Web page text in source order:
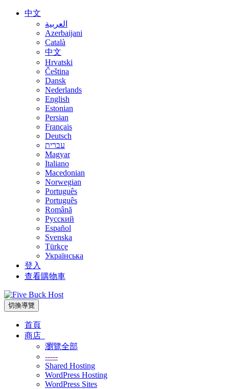
中文
العربية
Azerbaijani
Català
中文
Hrvatski
Čeština
Dansk
Nederlands
English
Estonian
Persian
Français
Deutsch
עברית
Magyar
Italiano
Macedonian
Norwegian
Português
Português
Română
Русский
Español
Svenska
Türkçe
Українська
登入
查看購物車
切換導覽
首頁
商店
瀏覽全部
-----
Shared Hosting
WordPress Hosting
WordPress Sites